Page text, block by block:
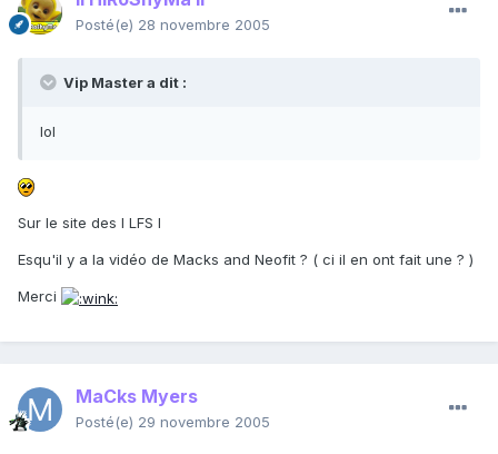
Posté(e) 28 novembre 2005
Vip Master a dit :
lol
Sur le site des l LFS l
Esqu'il y a la vidéo de Macks and Neofit ? ( ci il en ont fait une ? )
Merci
MaCks Myers
Posté(e) 29 novembre 2005